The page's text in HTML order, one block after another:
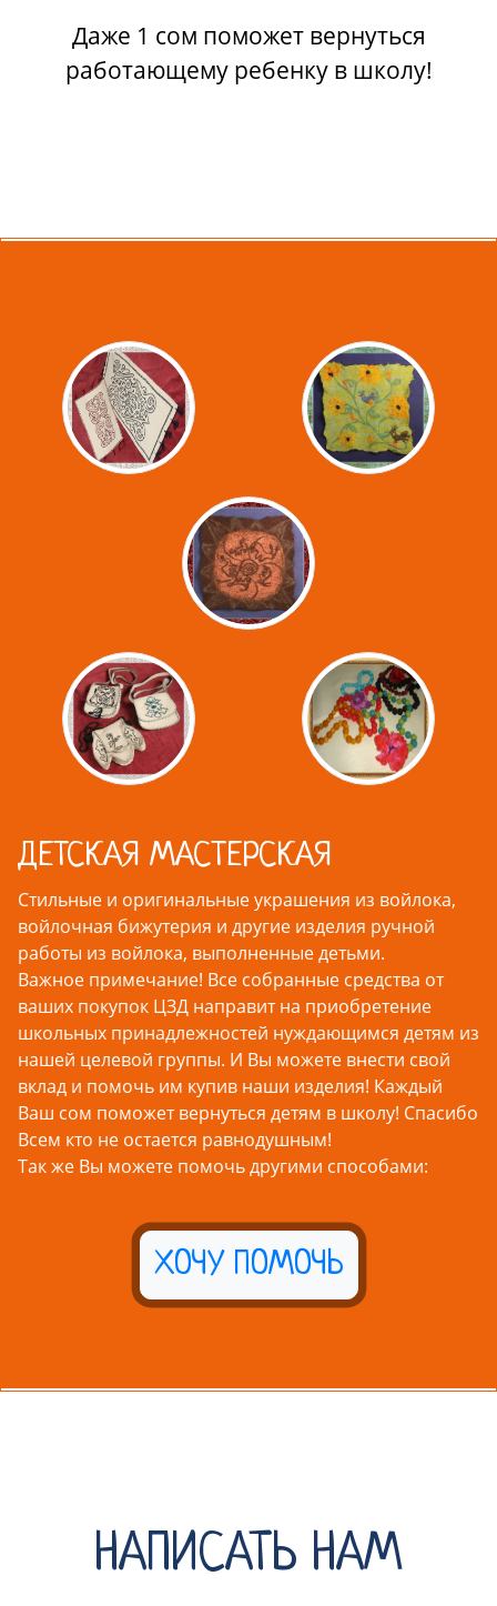
Даже 1 сом поможет вернуться
работающему ребенку в школу!
ДЕТСКАЯ МАСТЕРСКАЯ
Стильные и оригинальные украшения из войлока,
войлочная бижутерия и другие изделия ручной
работы из войлока, выполненные детьми.
Важное примечание! Все собранные средства от
ваших покупок ЦЗД направит на приобретение
школьных принадлежностей нуждающимся детям из
нашей целевой группы. И Вы можете внести свой
вклад и помочь им купив наши изделия! Каждый
Ваш сом поможет вернуться детям в школу! Спасибо
Всем кто не остается равнодушным!
Так же Вы можете помочь другими способами:
ХОЧУ ПОМОЧЬ
НАПИСАТЬ НАМ